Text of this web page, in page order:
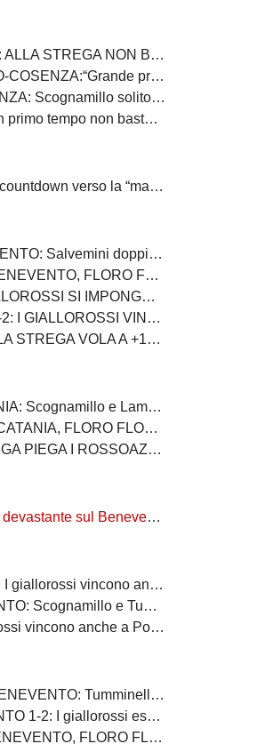
UN SUPER PRIMO TEMPO
tempo, ma dovevamo chiuderla”
Maita, Pierozzi e Saio, Carfora ingresso impalpabile
ai giallorossi, tutto rimandato
verso la “matematica”
sempre al top, bene Caldirola
ancora una volta di essere sul pezzo"
E ALLUNGANO ANCORA
E CONTINUANO AD ALLUNGARE
STREGA VOLA A +10
e Lamesta i migliori
e adesso inizia il momento più difficile"
E SCAPPA VIA
sul Benevento
vincono anche a Potenza
sempre al top. buono l'esordio di Celia
anche a Potenza
migliori, Ceresoli e Salvemini in difficoltà
espugnano anche Altamura
migliorare e non subire più gol così”